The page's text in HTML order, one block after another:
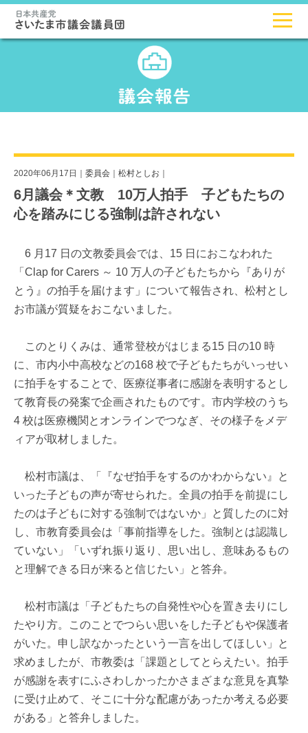
2020年06月17日｜ 委員会 松村としお
6月議会＊文教 10万人拍手 子どもたちの
心を踏みにじる強制は許されない
6 月17 日の文教委員会では、15 日におこなわれた
「Clap for Carers ～ 10 万人の子どもたちから『ありが
とう』の拍手を届けます」について報告され、松村とし
お市議が質疑をおこないました。
このとりくみは、通常登校がはじまる15 日の10 時
に、市内小中高校などの168 校で子どもたちがいっせい
に拍手をすることで、医療従事者に感謝を表明するとし
て教育長の発案で企画されたものです。市内学校のうち
4 校は医療機関とオンラインでつなぎ、その様子をメデ
ィアが取材しました。
松村市議は、「『なぜ拍手をするのかわからない』と
いった子どもの声が寄せられた。全員の拍手を前提にし
たのは子どもに対する強制ではないか」と質したのに対
し、市教育委員会は「事前指導をした。強制とは認識し
ていない」「いずれ振り返り、思い出し、意味あるもの
と理解できる日が来ると信じたい」と答弁。
松村市議は「子どもたちの自発性や心を置き去りにし
たやり方。このことでつらい思いをした子どもや保護者
がいた。申し訳なかったという一言を出してほしい」と
求めましたが、市教委は「課題としてとらえたい。拍手
が感謝を表すにふさわしかったかさまざまな意見を真摯
に受け止めて、そこに十分な配慮があったか考える必要
がある」と答弁しました。